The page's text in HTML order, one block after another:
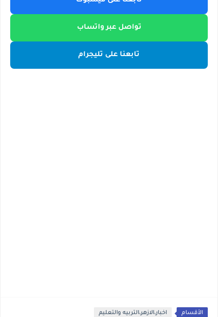
تواصل عبر واتساب
تابعنا على تليجرام
الأقسام اخبار،الازهر،التربيه والتعليم